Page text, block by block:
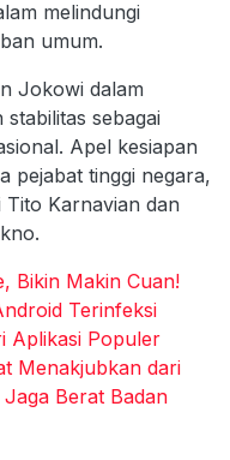
melindungi
umum.
Jokowi dalam
sebagai
Apel kesiapan
pejabat tinggi negara,
Karnavian dan
Bikin Makin Cuan!
Terinfeksi
Aplikasi Populer
Menakjubkan dari
Berat Badan